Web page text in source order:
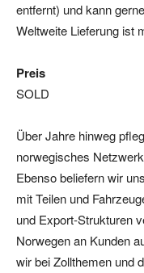
entfernt) und kann
Weltweite Lieferung ist
Preis
SOLD
Über Jahre hinweg
norwegisches
Ebenso beliefern wir
mit Teilen und
und Export-Strukturen
Norwegen an Kunden
wir bei Zollthemen und